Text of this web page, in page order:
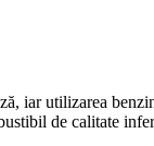
iar utilizarea
de calitate